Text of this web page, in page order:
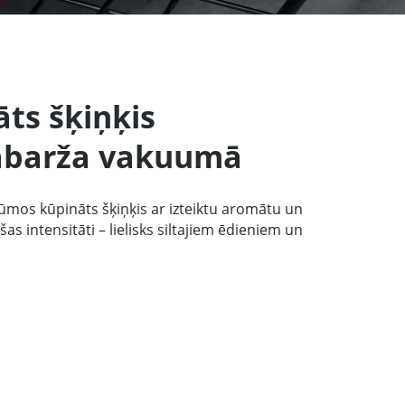
67 produktu kolekcija
šķiņķis
vakuumā
kūpināts šķiņķis ar izteiktu aromātu un
intensitāti – lielisks siltajiem ēdieniem un